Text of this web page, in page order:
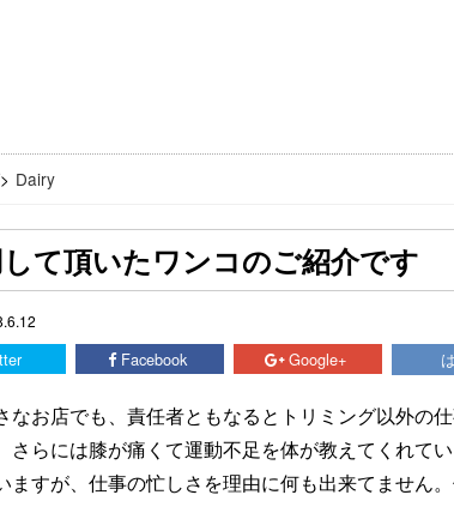
> Dairy
て頂いたワンコのご紹介です
Facebook Google+
なお店でも、責任者ともなるとトリミング以外の
さらには膝が痛くて運動不足を体が教えてくれて
ますが、仕事の忙しさを理由に何も出来てません